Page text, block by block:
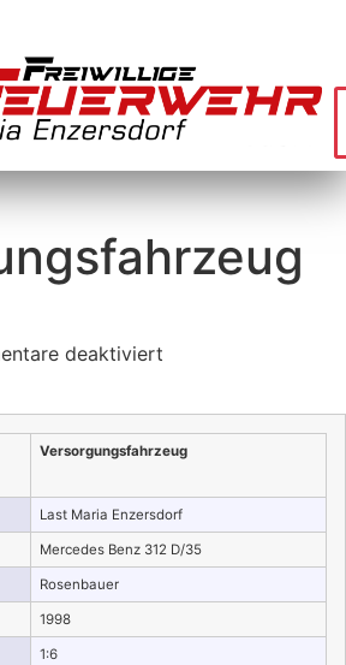
deaktiviert
Versorgungsfahrzeug
Last Maria Enzersdorf
Mercedes Benz 312 D/35
Rosenbauer
1998
1:6